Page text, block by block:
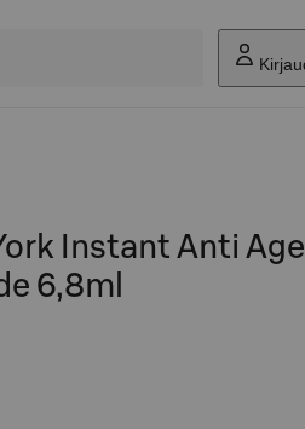
Instant Anti
6,8ml